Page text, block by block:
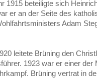
1915 beteiligte sich
er an der Seite des
Adam
leitete Brüning den
1923 war er einer der
Brüning vertrat in